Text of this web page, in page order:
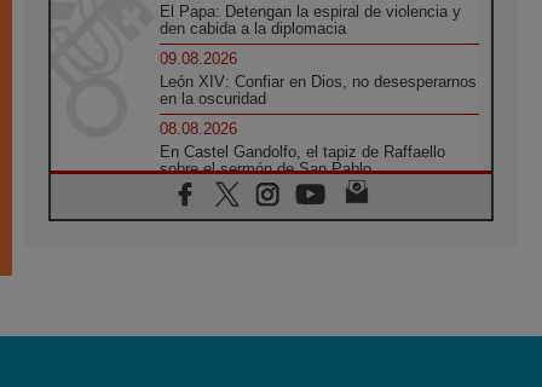
El Papa: Detengan la espiral de violencia y
den cabida a la diplomacia
09.08.2026
León XIV: Confiar en Dios, no desesperarnos
en la oscuridad
08.08.2026
En Castel Gandolfo, el tapiz de Raffaello
sobre el sermón de San Pablo
08.08.2026
En Colombia, «la paz no se compra con una
08.08.2026